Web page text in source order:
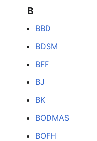
B
BBD
BDSM
BFF
BJ
BK
BODMAS
BOFH